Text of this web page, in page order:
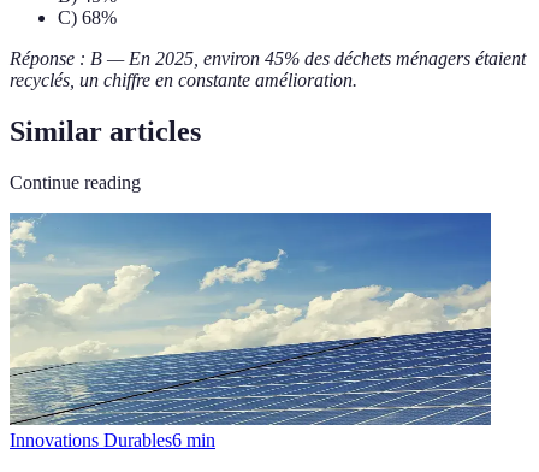
C) 68%
Réponse : B — En 2025, environ 45% des déchets ménagers étaient
recyclés, un chiffre en constante amélioration.
Similar articles
Continue reading
Innovations Durables6 min